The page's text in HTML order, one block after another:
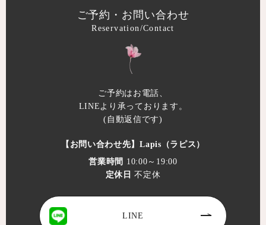
ご予約・お問い合わせ
Reservation/Contact
ご予約はお電話、
LINEより承っております。
(自動返信です)
【お問い合わせ先】Lapis（ラピス）
営業時間 10:00～19:00
定休日 不定休
LINE